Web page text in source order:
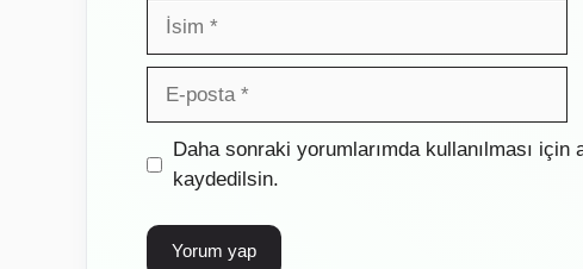
İsim
posta
İnternet
sitesi
Daha sonraki yorumlarımda kullanılması
kaydedilsin.